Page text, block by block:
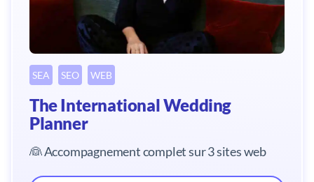
SEA SEO WEB
The International Wedding
Planner
👰 Accompagnement complet sur 3 sites web